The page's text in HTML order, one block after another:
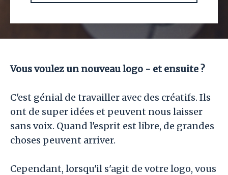
Vous voulez un nouveau logo - et ensuite ?
C'est génial de travailler avec des créatifs. Ils
ont de super idées et peuvent nous laisser
sans voix. Quand l'esprit est libre, de grandes
choses peuvent arriver.
Cependant, lorsqu'il s'agit de votre logo, vous